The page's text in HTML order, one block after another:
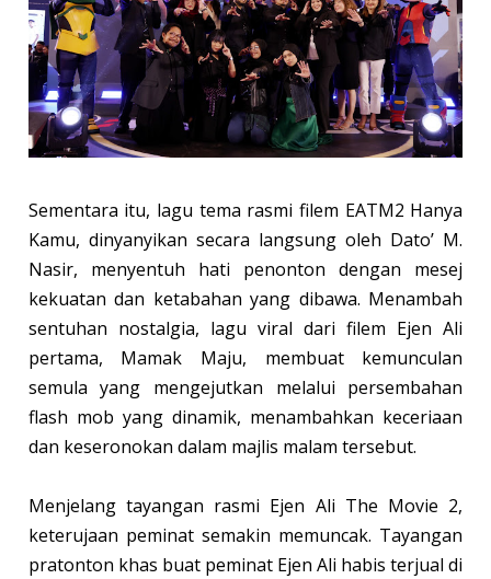
Sementara itu, lagu tema rasmi filem EATM2 Hanya
Kamu, dinyanyikan secara langsung oleh Dato’ M.
Nasir, menyentuh hati penonton dengan mesej
kekuatan dan ketabahan yang dibawa. Menambah
sentuhan nostalgia, lagu viral dari filem Ejen Ali
pertama, Mamak Maju, membuat kemunculan
semula yang mengejutkan melalui persembahan
flash mob yang dinamik, menambahkan keceriaan
dan keseronokan dalam majlis malam tersebut.
Menjelang tayangan rasmi Ejen Ali The Movie 2,
keterujaan peminat semakin memuncak. Tayangan
pratonton khas buat peminat Ejen Ali habis terjual di